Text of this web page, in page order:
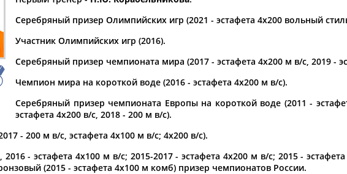
П
Дата рождения
год
Серебряный призер Олимпийских игр (2021 - эстафета 4х200 вольный
Участник Олимпийских игр (2016).
Серебряный призер чемпионата мира (2017 - эстафета 4х200 м в/с, 2019 -
Чемпион мира на короткой воде (2016 - эстафета 4х200 м в/с).
Серебряный призер чемпионата Европы на короткой воде (2011 -
эстафета 4х200 в/с, 2018 - 200 м в/с).
- 200 м в/с, эстафета 4х100 м в/с; 4х200 в/с).
- эстафета 4х100 м в/с; 2015-2017 - эстафета 4х200 м в/с; 2015 -
(2015 - эстафета 4х100 м комб) призер чемпионатов России.